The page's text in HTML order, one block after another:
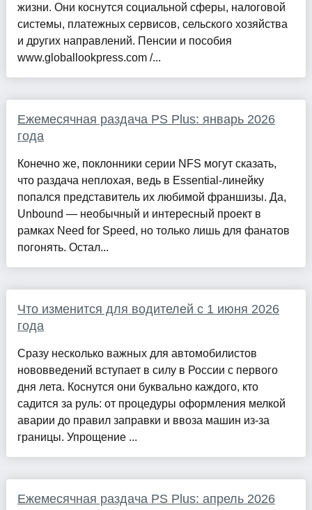
жизни. Они коснутся социальной сферы, налоговой
системы, платежных сервисов, сельского хозяйства
и других направлений. Пенсии и пособия
www.globallookpress.com /...
Ежемесячная раздача PS Plus: январь 2026
года
Конечно же, поклонники серии NFS могут сказать,
что раздача неплохая, ведь в Essential-линейку
попался представитель их любимой франшизы. Да,
Unbound — необычный и интересный проект в
рамках Need for Speed, но только лишь для фанатов
погонять. Остал...
Что изменится для водителей с 1 июня 2026
года
Сразу несколько важных для автомобилистов
нововведений вступает в силу в России с первого
дня лета. Коснутся они буквально каждого, кто
садится за руль: от процедуры оформления мелкой
аварии до правил заправки и ввоза машин из-за
границы. Упрощение ...
Ежемесячная раздача PS Plus: апрель 2026